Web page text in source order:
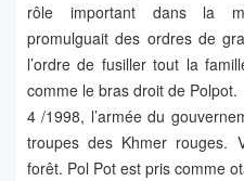
rôle important dans la
promulguait des ordres de
l’ordre de fusiller tout la
comme le bras droit de Polpot.
4 /1998, l’armée du
troupes des Khmer rouges.
forêt. Pol Pot est pris comme